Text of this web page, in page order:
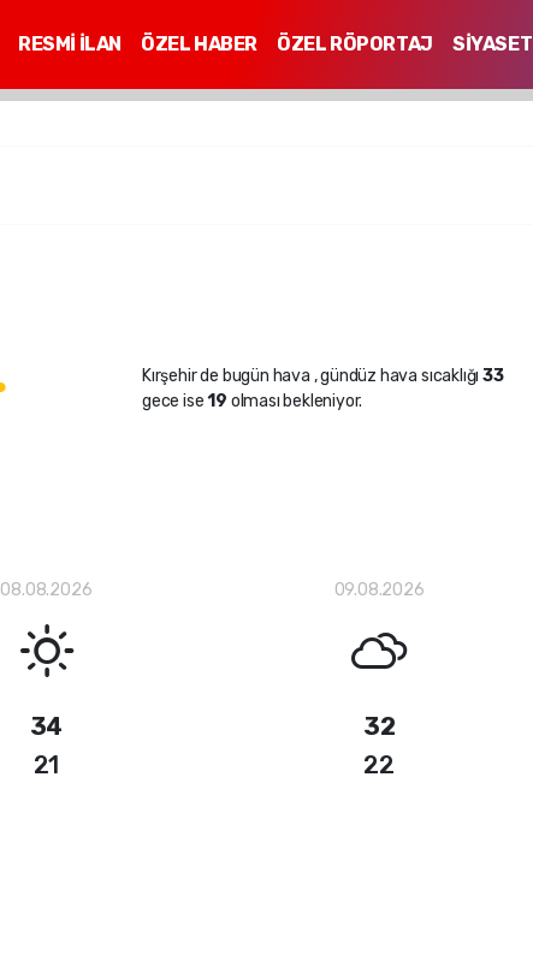
RESMİ İLAN ÖZEL HABER ÖZEL RÖPORTAJ SİYASET
Kırşehir de bugün hava , gündüz hava sıcaklığı 33
gece ise19 olması bekleniyor.
08.08.2026
34
21
09.08.2026
32
22